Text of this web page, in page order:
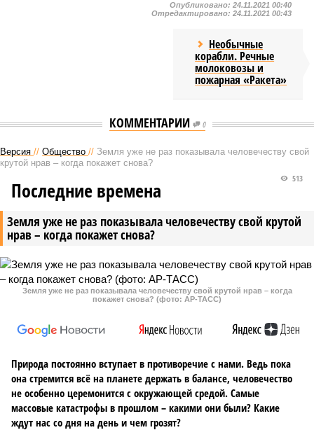
Опубликовано: 24.11.2021 00:40
Отредактировано: 24.11.2021 00:43
Необычные
корабли. Речные
молоковозы и
пожарная «Ракета»
КОММЕНТАРИИ 0
Версия // Общество // Земля уже не раз показывала человечеству свой
крутой нрав – когда покажет снова?
Земля уже не раз показывала человечеству свой крутой
нрав – когда покажет снова?
513
Последние времена
Земля уже не раз показывала человечеству свой крутой нрав – когда
покажет снова? (фото: АР-ТАСС)
Природа постоянно вступает в противоречие с нами. Ведь пока
она стремится всё на планете держать в балансе, человечество
не особенно церемонится с окружающей средой. Самые
массовые катастрофы в прошлом – какими они были? Какие
ждут нас со дня на день и чем грозят?